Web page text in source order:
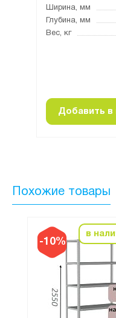
Ширина, мм
Глубина, мм
Вес, кг
Добавить в
Похожие товары
-10%
в